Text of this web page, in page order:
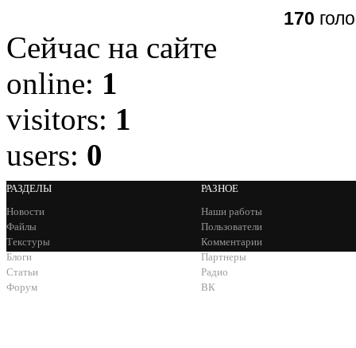
170
Сейчас на сайте
online: 1
visitors: 1
users: 0
РАЗДЕЛЫ
Новости
Файлы
Текстуры
Блоги
Статьи
Форум
РАЗНОЕ
Наши работы
Пользователи
Комментарии
Партнеры
Радио
ВК